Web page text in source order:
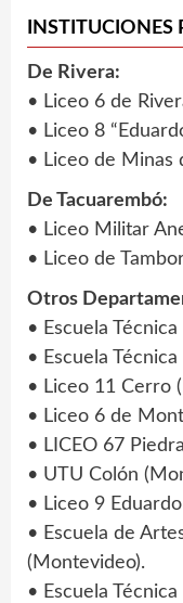
INSTITUCIONES
De Rivera:
• Liceo 6 de
• Liceo 8
• Liceo de Minas
De Tacuarembó:
• Liceo Militar
• Liceo de
Otros
• Escuela
• Escuela
• Liceo 11 Cerro
• Liceo 6 de
• LICEO 67
• UTU Colón
• Liceo 9
• Escuela de
(Montevideo).
• Escuela